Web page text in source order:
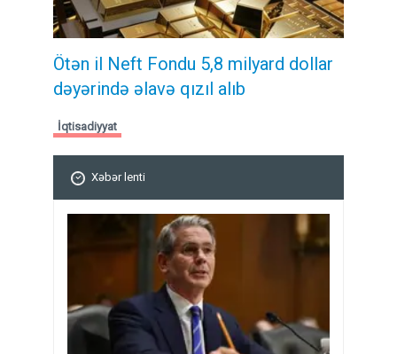
Ötən il Neft Fondu 5,8 milyard dollar
dəyərində əlavə qızıl alıb
İqtisadiyyat
Xəbər lenti